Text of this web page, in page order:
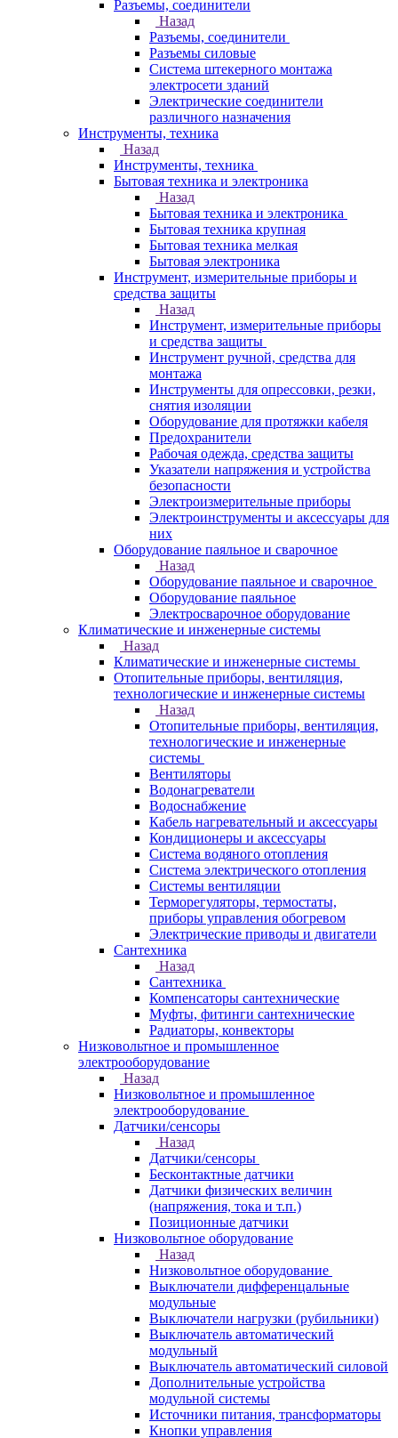
Разъемы, соединители
Назад
Разъемы, соединители
Разъемы силовые
Система штекерного монтажа
электросети зданий
Электрические соединители
различного назначения
Инструменты, техника
Назад
Инструменты, техника
Бытовая техника и электроника
Назад
Бытовая техника и электроника
Бытовая техника крупная
Бытовая техника мелкая
Бытовая электроника
Инструмент, измерительные приборы и
средства защиты
Назад
Инструмент, измерительные приборы
и средства защиты
Инструмент ручной, средства для
монтажа
Инструменты для опрессовки, резки,
снятия изоляции
Оборудование для протяжки кабеля
Предохранители
Рабочая одежда, средства защиты
Указатели напряжения и устройства
безопасности
Электроизмерительные приборы
Электроинструменты и аксессуары для
них
Оборудование паяльное и сварочное
Назад
Оборудование паяльное и сварочное
Оборудование паяльное
Электросварочное оборудование
Климатические и инженерные системы
Назад
Климатические и инженерные системы
Отопительные приборы, вентиляция,
технологические и инженерные системы
Назад
Отопительные приборы, вентиляция,
технологические и инженерные
системы
Вентиляторы
Водонагреватели
Водоснабжение
Кабель нагревательный и аксессуары
Кондиционеры и аксессуары
Система водяного отопления
Система электрического отопления
Системы вентиляции
Терморегуляторы, термостаты,
приборы управления обогревом
Электрические приводы и двигатели
Сантехника
Назад
Сантехника
Компенсаторы сантехнические
Муфты, фитинги сантехнические
Радиаторы, конвекторы
Низковольтное и промышленное
электрооборудование
Назад
Низковольтное и промышленное
электрооборудование
Датчики/сенсоры
Назад
Датчики/сенсоры
Бесконтактные датчики
Датчики физических величин
(напряжения, тока и т.п.)
Позиционные датчики
Низковольтное оборудование
Назад
Низковольтное оборудование
Выключатели дифференцальные
модульные
Выключатели нагрузки (рубильники)
Выключатель автоматический
модульный
Выключатель автоматический силовой
Дополнительные устройства
модульной системы
Источники питания, трансформаторы
Кнопки управления